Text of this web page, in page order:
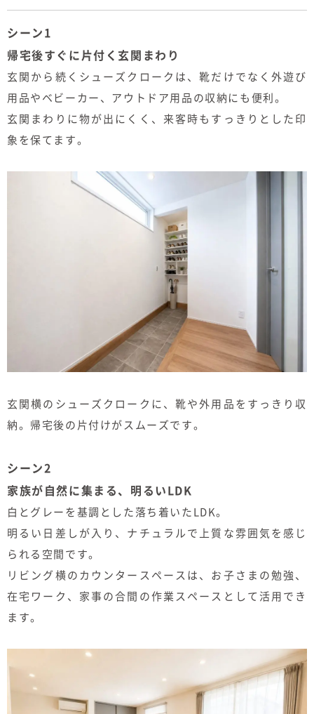
シーン1
帰宅後すぐに片付く玄関まわり
玄関から続くシューズクロークは、靴だけでなく外遊び
用品やベビーカー、アウトドア用品の収納にも便利。
玄関まわりに物が出にくく、来客時もすっきりとした印
象を保てます。
玄関横のシューズクロークに、靴や外用品をすっきり収
納。帰宅後の片付けがスムーズです。
シーン2
家族が自然に集まる、明るいLDK
白とグレーを基調とした落ち着いたLDK。
明るい日差しが入り、ナチュラルで上質な雰囲気を感じ
られる空間です。
リビング横のカウンタースペースは、お子さまの勉強、
在宅ワーク、家事の合間の作業スペースとして活用でき
ます。